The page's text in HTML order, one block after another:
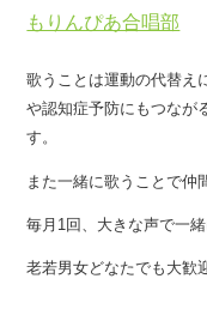
もりんぴあ合唱部
歌うことは運動の代替え
や認知症予防にもつなが
す。
また一緒に歌うことで仲
毎月1回、大きな声で一
老若男女どなたでも大歓